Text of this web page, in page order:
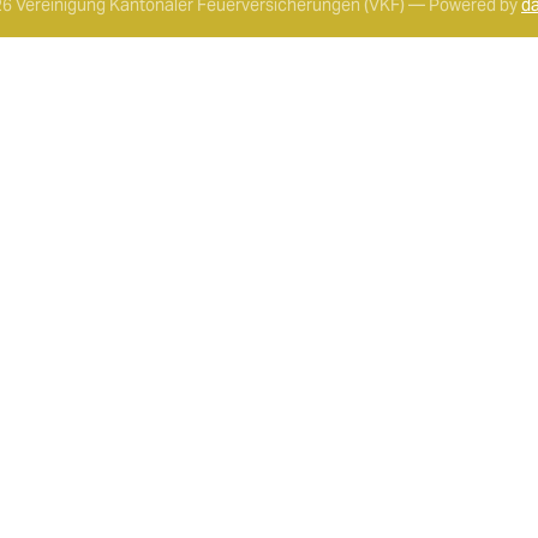
Vereinigung Kantonaler Feuerversicherungen (VKF) — Powered by